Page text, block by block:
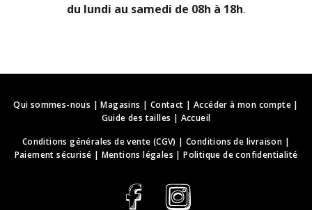
du lundi au samedi de 08h à 18h.
Qui sommes-nous |Magasins | Contact | Accéder à mon compte|
Guide des tailles | Accueil
Conditions générales de vente (CGV) |Conditions de livraison |
Paiement sécurisé | Mentions légales |Politique de confidentialité